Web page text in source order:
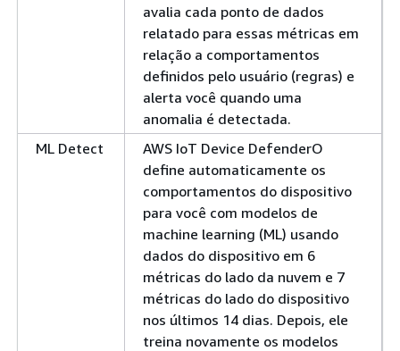
avalia cada ponto de dados
relatado para essas métricas em
relação a comportamentos
definidos pelo usuário (regras) e
alerta você quando uma
anomalia é detectada.
ML Detect
AWS IoT Device DefenderO
define automaticamente os
comportamentos do dispositivo
para você com modelos de
machine learning (ML) usando
dados do dispositivo em 6
métricas do lado da nuvem e 7
métricas do lado do dispositivo
nos últimos 14 dias. Depois, ele
treina novamente os modelos